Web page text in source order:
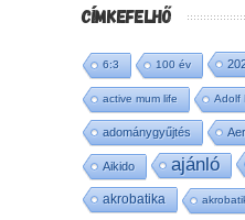
CÍMKEFELHŐ
6:3 100 év
active mum life Adolf
adománygyűjtés
Aikido ajánló
akrobatika